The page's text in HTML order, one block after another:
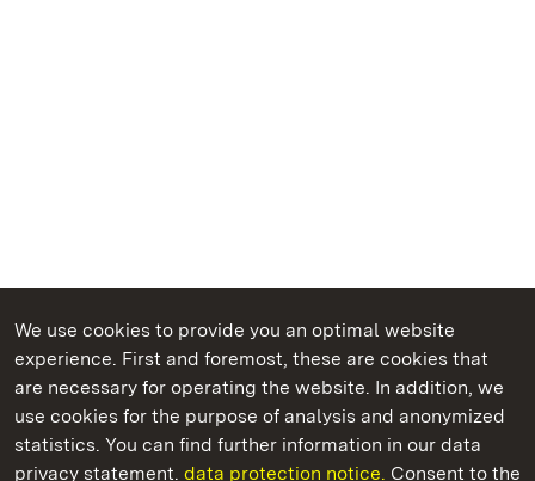
We use cookies to provide you an optimal website
experience. First and foremost, these are cookies that
are necessary for operating the website. In addition, we
use cookies for the purpose of analysis and anonymized
statistics. You can find further information in our data
privacy statement. data protection notice. Consent to the
State Palaces and Gardens of Baden-Wuerttemberg